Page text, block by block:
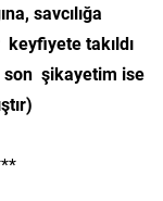
savcılığa
keyfiyete takıldı
son şikayetim ise